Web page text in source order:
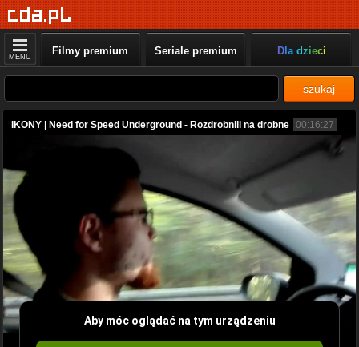
MENU Filmy premium Seriale premium Dla dzieci
szukaj
IKONY | Need for Speed Underground - Rozdrobnili na drobne 00:16:27
Aby móc oglądać na tym urządzeniu